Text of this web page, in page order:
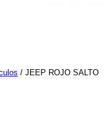
/ JEEP ROJO SALTO